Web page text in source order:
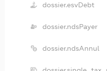
dossier.esvDebt
dossier.ndsPayer
dossier.ndsAnnul